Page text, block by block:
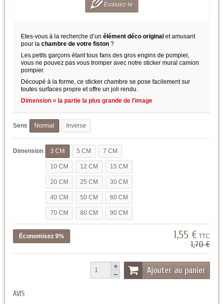
Evaluez-le
Etes-vous à la recherche d’un élément déco original et amusant
pour la chambre de votre fiston ?
Les petits garçons étant tous fans des gros engins de pompier,
vous ne pouvez pas vous tromper avec notre sticker mural camion
pompier.
Découpé à la forme, ce sticker chambre se pose facilement sur
toutes surfaces propre et offre un joli rendu.
Dimension = la partie la plus grande de l'image
Sens Normal Inverse
Dimension 3 CM 5 CM 7 CM
10 CM 12 CM 15 CM
20 CM 25 CM 30 CM
40 CM 50 CM 60 CM
70 CM 80 CM 90 CM
Économisez 9% 1,55 € TTC
1,70 €
Ajouter au panier
AVIS